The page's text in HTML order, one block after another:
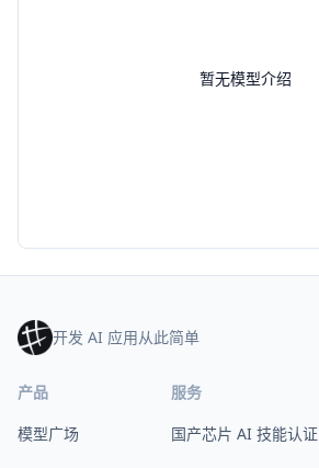
暂无模型介绍
开发 AI 应用从此简单
产品
模型广场
服务
国产芯片 AI 技能认证